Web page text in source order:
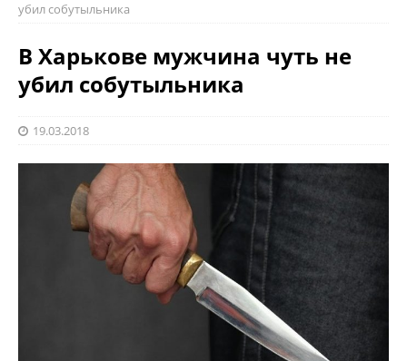
убил собутыльника
В Харькове мужчина чуть не
убил собутыльника
19.03.2018